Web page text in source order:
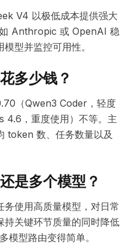
V4 以极低成本提供强大
Anthropic 或 OpenAI 稳
型并监控可用性。
多少钱？
（Qwen3 Coder，轻度
4.6，重度使用）不等。主
token 数、任务数量以及
是多个模型？
使用高质量模型，对日常
持关键环节质量的同时降低
模型路由变得简单。